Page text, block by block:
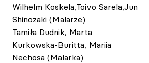
Wilhelm Koskela,Toivo Sarela,Jun
Shinozaki (Malarze)
Tamiła Dudnik, Marta
Kurkowska-Buritta, Mariia
Nechosa (Malarka)